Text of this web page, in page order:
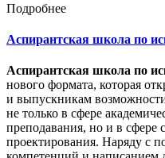
Подробнее
Аспирантская школа по
Аспирантская школа по
нового формата, которая
и выпускникам
не только в сфере
преподавания, но и в сфере
проектирования. Наряду с